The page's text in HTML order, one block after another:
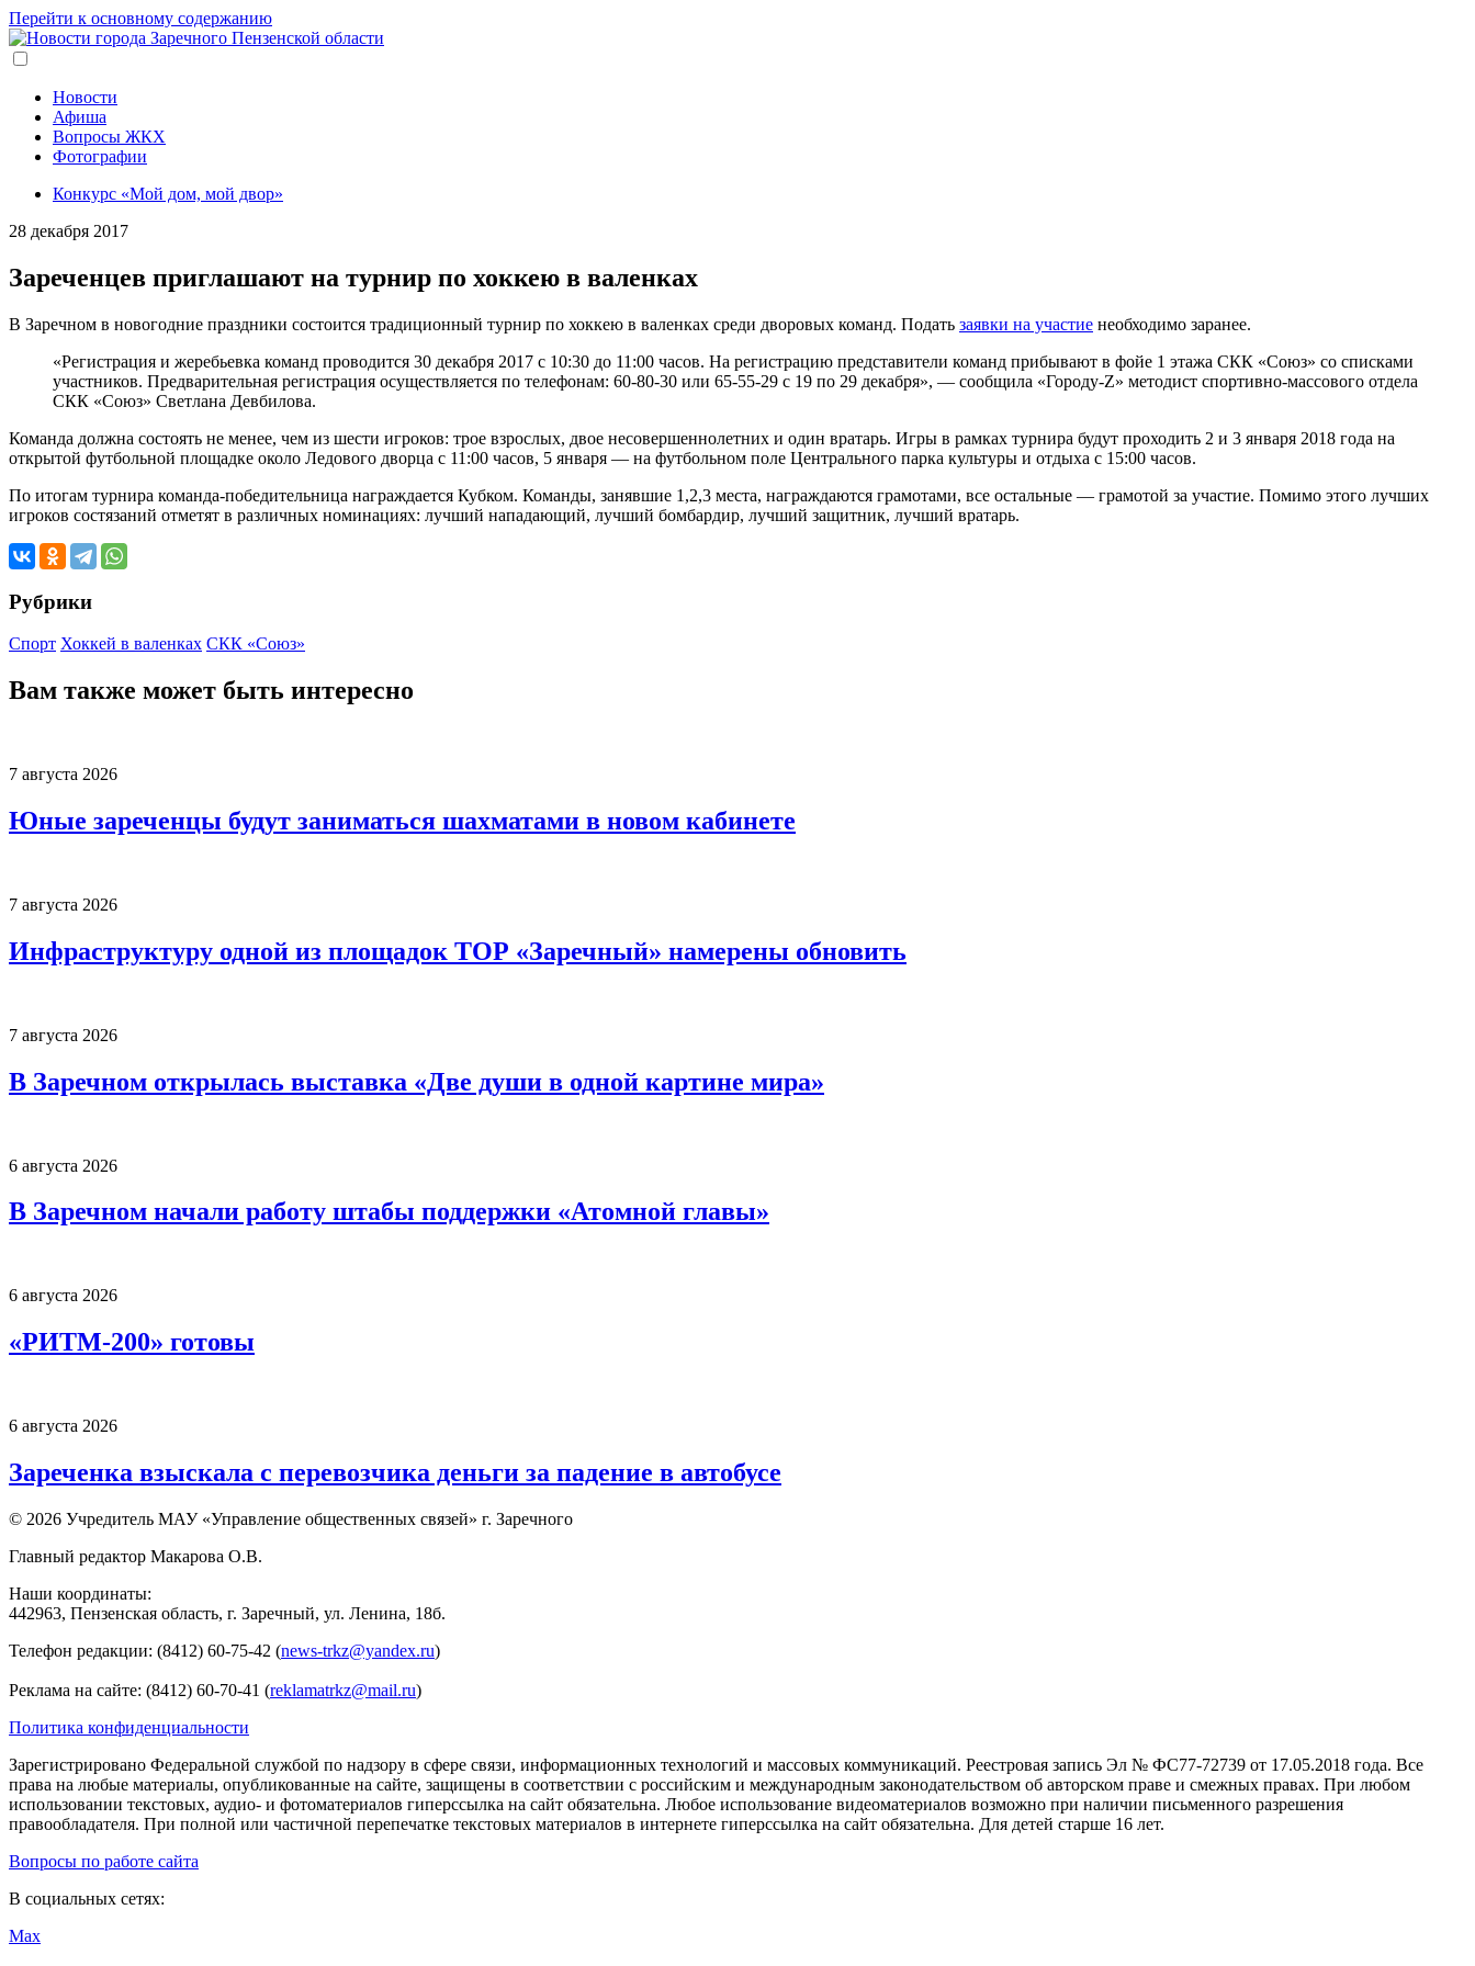
Перейти к основному содержанию
Новости
Афиша
Вопросы ЖКХ
Фотографии
Конкурс «Мой дом, мой двор»
28 декабря 2017
Зареченцев приглашают на турнир по хоккею в валенках
В Заречном в новогодние праздники состоится традиционный турнир по хоккею в валенках среди дворовых команд. Подать заявки на участие необходимо заранее.
«Регистрация и жеребьевка команд проводится 30 декабря 2017 с 10:30 до 11:00 часов. На регистрацию представители команд прибывают в фойе 1 этажа СКК «Союз» со списками
участников. Предварительная регистрация осуществляется по телефонам: 60-80-30 или 65-55-29 с 19 по 29 декабря», — сообщила «Городу-Z» методист спортивно-массового отдела
СКК «Союз» Светлана Девбилова.
Команда должна состоять не менее, чем из шести игроков: трое взрослых, двое несовершеннолетних и один вратарь. Игры в рамках турнира будут проходить 2 и 3 января 2018 года на
открытой футбольной площадке около Ледового дворца с 11:00 часов, 5 января — на футбольном поле Центрального парка культуры и отдыха с 15:00 часов.
По итогам турнира команда-победительница награждается Кубком. Команды, занявшие 1,2,3 места, награждаются грамотами, все остальные — грамотой за участие. Помимо этого лучших
игроков состязаний отметят в различных номинациях: лучший нападающий, лучший бомбардир, лучший защитник, лучший вратарь.
Рубрики
Спорт Хоккей в валенках СКК «Союз»
Вам также может быть интересно
7 августа 2026
Юные зареченцы будут заниматься шахматами в новом кабинете
7 августа 2026
Инфраструктуру одной из площадок ТОР «Заречный» намерены обновить
7 августа 2026
В Заречном открылась выставка «Две души в одной картине мира»
6 августа 2026
В Заречном начали работу штабы поддержки «Атомной главы»
6 августа 2026
«РИТМ-200» готовы
6 августа 2026
Зареченка взыскала с перевозчика деньги за падение в автобусе
© 2026 Учредитель МАУ «Управление общественных связей» г. Заречного
Главный редактор Макарова О.В.
Наши координаты:
442963, Пензенская область, г. Заречный, ул. Ленина, 18б.
Телефон редакции: (8412) 60-75-42 (news-trkz@yandex.ru)
Реклама на сайте: (8412) 60-70-41 (reklamatrkz@mail.ru)
Политика конфиденциальности
Зарегистрировано Федеральной службой по надзору в сфере связи, информационных технологий и массовых коммуникаций. Реестровая запись Эл № ФС77-72739 от 17.05.2018 года. Все
права на любые материалы, опубликованные на сайте, защищены в соответствии с российским и международным законодательством об авторском праве и смежных правах. При любом
использовании текстовых, аудио- и фотоматериалов гиперссылка на сайт обязательна. Любое использование видеоматериалов возможно при наличии письменного разрешения
правообладателя. При полной или частичной перепечатке текстовых материалов в интернете гиперссылка на сайт обязательна. Для детей старше 16 лет.
Вопросы по работе сайта
В социальных сетях:
Max